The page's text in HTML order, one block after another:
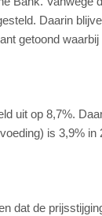
Daarin
getoond
uit op 8,7%.
is 3,9% in
dat de